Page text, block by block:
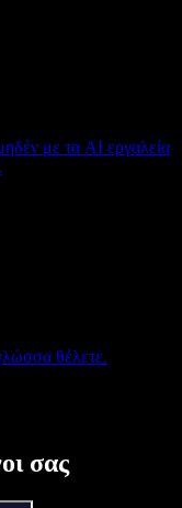
με τα AI εργαλεία
θέλετε.
σας